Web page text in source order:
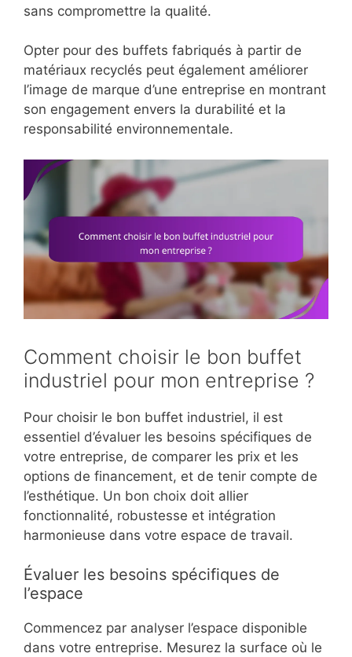
sans compromettre la qualité.
Opter pour des buffets fabriqués à partir de
matériaux recyclés peut également améliorer
l’image de marque d’une entreprise en montrant
son engagement envers la durabilité et la
responsabilité environnementale.
Comment choisir le bon buffet
industriel pour mon entreprise ?
Pour choisir le bon buffet industriel, il est
essentiel d’évaluer les besoins spécifiques de
votre entreprise, de comparer les prix et les
options de financement, et de tenir compte de
l’esthétique. Un bon choix doit allier
fonctionnalité, robustesse et intégration
harmonieuse dans votre espace de travail.
Évaluer les besoins spécifiques de
l’espace
Commencez par analyser l’espace disponible
dans votre entreprise. Mesurez la surface où le